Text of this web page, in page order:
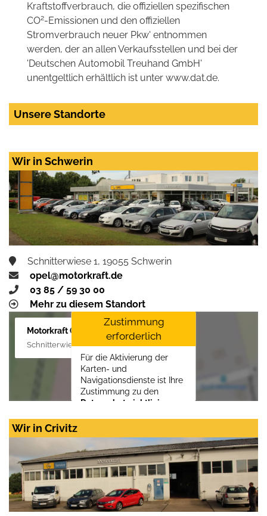
Kraftstoffverbrauch, die offiziellen spezifischen
CO2-Emissionen und den offiziellen
Stromverbrauch neuer Pkw' entnommen
werden, der an allen Verkaufsstellen und bei der
'Deutschen Automobil Treuhand GmbH'
unentgeltlich erhältlich ist unter www.dat.de.
Unsere Standorte
Wir in Schwerin
Schnitterwiese 1, 19055 Schwerin
opel@motorkraft.de
03 85 / 59 30 00
Mehr zu diesem Standort
Motorkraft GmbH
Schnitterwiese 1, 19055 Schwerin
Zustimmung
erforderlich
Für die Aktivierung der
Karten- und
Navigationsdienste ist Ihre
Zustimmung zu den
Datenschutzrichtlinien
Zustimmen und
aktivieren
Wir in Crivitz